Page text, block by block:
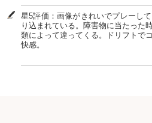
星5評価：画像がきれいでプレーし
り込まれている。障害物に当たった
類によって違ってくる。ドリフトで
快感。